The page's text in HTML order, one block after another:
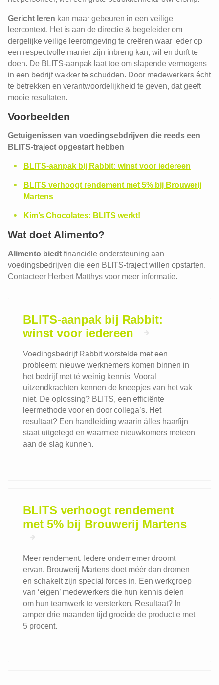
Gericht leren kan maar gebeuren in een veilige
leercontext. Het is aan de directie & begeleider om
dergelijke veilige leeromgeving te creëren waar ieder op
een respectvolle manier zijn inbreng kan, wil en durft te
doen. De BLITS-aanpak laat toe om slapende vermogens
in een bedrijf wakker te schudden. Door medewerkers écht
te betrekken en verantwoordelijkheid te geven, dat geeft
mooie resultaten.
Voorbeelden
Getuigenissen van voedingsebdrijven die reeds een
BLITS-traject opgestart hebben
BLITS-aanpak bij Rabbit: winst voor iedereen
BLITS verhoogt rendement met 5% bij Brouwerij
Martens
Kim’s Chocolates: BLITS werkt!
Wat doet Alimento?
Alimento biedt financiële ondersteuning aan
voedingsbedrijven die een BLITS-traject willen opstarten.
Contacteer Herbert Matthys voor meer informatie.
BLITS-aanpak bij Rabbit:
winst voor iedereen
Voedingsbedrijf Rabbit worstelde met een
probleem: nieuwe werknemers komen binnen in
het bedrijf met té weinig kennis. Vooral
uitzendkrachten kennen de kneepjes van het vak
niet. De oplossing? BLITS, een efficiënte
leermethode voor en door collega’s. Het
resultaat? Een handleiding waarin álles haarfijn
staat uitgelegd en waarmee nieuwkomers meteen
aan de slag kunnen.
BLITS verhoogt rendement
met 5% bij Brouwerij Martens
Meer rendement. Iedere ondernemer droomt
ervan. Brouwerij Martens doet méér dan dromen
en schakelt zijn special forces in. Een werkgroep
van ‘eigen’ medewerkers die hun kennis delen
om hun teamwerk te versterken. Resultaat? In
amper drie maanden tijd groeide de productie met
5 procent.
Onderzoek het welzijn en de
gezondheid binnen jouw bedrijf
De ergonomiescan
Netwerk voor ervaringsuitwisseling
HR netwerk: enthousiaste
getuigenissen
Onderzoek het welzijn en de
De ergonomiescan
De ergonomiescan
Organisatiescan